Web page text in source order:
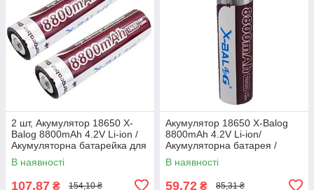
2 шт, Акумулятор 18650 X-
Balog 8800mAh 4.2V Li-ion /
Акумуляторна батарейка для
ліхтариків
В наявності
107,87 ₴ 154,10 ₴
Акумулятор 18650 X-Balog
8800mAh 4.2V Li-ion/
Акумуляторна батарея /
Акумулятор Li-Ion для
ліхтариків
В наявності
59,72 ₴ 85,31 ₴